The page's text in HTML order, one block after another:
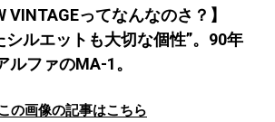
#HANDSOME HANDBOOK
VINTAGEってなんなのさ？】
シルエットも大切な個性”。90年
ルファのMA-1。
の画像の記事はこちら